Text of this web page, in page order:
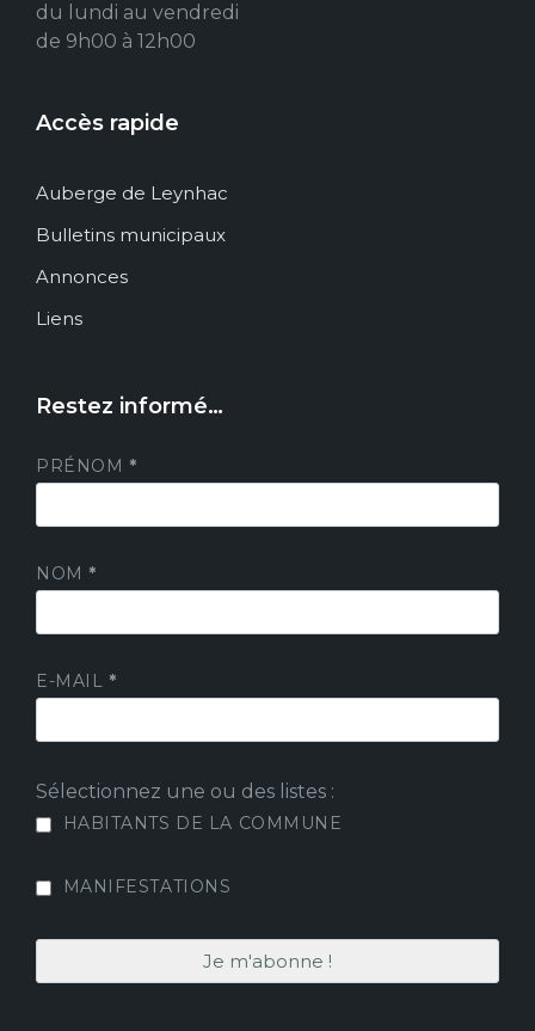
du lundi au vendredi
de 9h00 à 12h00
Accès rapide
Auberge de Leynhac
Bulletins municipaux
Annonces
Liens
Restez informé…
PRÉNOM *
NOM *
E-MAIL *
Sélectionnez une ou des listes :
HABITANTS DE LA COMMUNE
MANIFESTATIONS